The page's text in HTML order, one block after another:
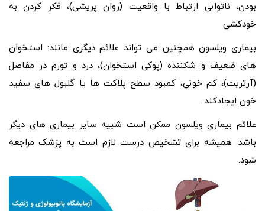
بودن، ناتوانی ارتباط با واقعیت (روان پریشی)، فکر کردن به
خودکشی
بیماری ویلسون همچنین می تواند علائم دیگری مانند: استخوان
های ضعیف و شکننده (پوکی استخوان)، درد و تورم در مفاصل
(آرتریت)، کم خونی، کمبود سطح پلاکت ها یا گلبول های سفید
خون ایجادکند.
علائم بیماری ویلسون ممکن است شبیه سایر بیماری های دیگر
باشد. همیشه برای تشخیص درست لازم است به پزشک مراجعه
شود.